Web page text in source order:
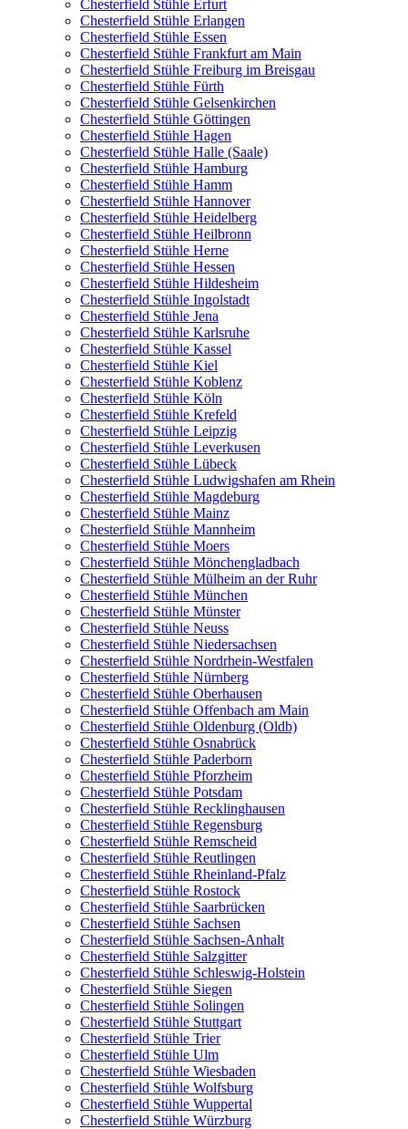
Chesterfield Stühle Erfurt
Chesterfield Stühle Erlangen
Chesterfield Stühle Essen
Chesterfield Stühle Frankfurt am Main
Chesterfield Stühle Freiburg im Breisgau
Chesterfield Stühle Fürth
Chesterfield Stühle Gelsenkirchen
Chesterfield Stühle Göttingen
Chesterfield Stühle Hagen
Chesterfield Stühle Halle (Saale)
Chesterfield Stühle Hamburg
Chesterfield Stühle Hamm
Chesterfield Stühle Hannover
Chesterfield Stühle Heidelberg
Chesterfield Stühle Heilbronn
Chesterfield Stühle Herne
Chesterfield Stühle Hessen
Chesterfield Stühle Hildesheim
Chesterfield Stühle Ingolstadt
Chesterfield Stühle Jena
Chesterfield Stühle Karlsruhe
Chesterfield Stühle Kassel
Chesterfield Stühle Kiel
Chesterfield Stühle Koblenz
Chesterfield Stühle Köln
Chesterfield Stühle Krefeld
Chesterfield Stühle Leipzig
Chesterfield Stühle Leverkusen
Chesterfield Stühle Lübeck
Chesterfield Stühle Ludwigshafen am Rhein
Chesterfield Stühle Magdeburg
Chesterfield Stühle Mainz
Chesterfield Stühle Mannheim
Chesterfield Stühle Moers
Chesterfield Stühle Mönchengladbach
Chesterfield Stühle Mülheim an der Ruhr
Chesterfield Stühle München
Chesterfield Stühle Münster
Chesterfield Stühle Neuss
Chesterfield Stühle Niedersachsen
Chesterfield Stühle Nordrhein-Westfalen
Chesterfield Stühle Nürnberg
Chesterfield Stühle Oberhausen
Chesterfield Stühle Offenbach am Main
Chesterfield Stühle Oldenburg (Oldb)
Chesterfield Stühle Osnabrück
Chesterfield Stühle Paderborn
Chesterfield Stühle Pforzheim
Chesterfield Stühle Potsdam
Chesterfield Stühle Recklinghausen
Chesterfield Stühle Regensburg
Chesterfield Stühle Remscheid
Chesterfield Stühle Reutlingen
Chesterfield Stühle Rheinland-Pfalz
Chesterfield Stühle Rostock
Chesterfield Stühle Saarbrücken
Chesterfield Stühle Sachsen
Chesterfield Stühle Sachsen-Anhalt
Chesterfield Stühle Salzgitter
Chesterfield Stühle Schleswig-Holstein
Chesterfield Stühle Siegen
Chesterfield Stühle Solingen
Chesterfield Stühle Stuttgart
Chesterfield Stühle Trier
Chesterfield Stühle Ulm
Chesterfield Stühle Wiesbaden
Chesterfield Stühle Wolfsburg
Chesterfield Stühle Wuppertal
Chesterfield Stühle Würzburg